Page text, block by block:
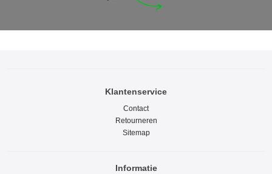
Klantenservice
Contact
Retourneren
Sitemap
Informatie